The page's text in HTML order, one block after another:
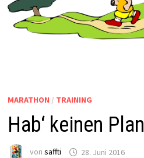
MARATHON / TRAINING
Hab‘ keinen Plan
von saffti 28. Juni 2016